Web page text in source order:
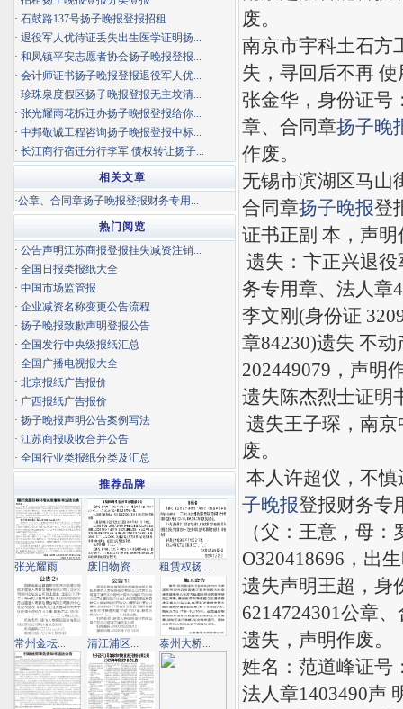
废。
南京市宇科土石方
失，寻回后不再
张金华，身份证号
章、合同章扬子晚
作废。
无锡市滨湖区马山
合同章扬子晚报登
证书正副 本，声明
遗失：卞正兴退役
务专用章、法人章
李文刚(身份证
章84230)遗失 不
202449079，声明
遗失陈杰烈士证明
遗失王子琛，南
废。
本人许超仪，不
子晚报登报财务专
（父：王意，母
O320418696，出
遗失声明王超，身
6214724301公章
遗失，声明作废。
姓名：范道峰证号
法人章1403490声
· 石鼓路137号扬子晚报登报招租
· 退役军人优待证丢失出生医学证明扬...
· 和凤镇平安志愿者协会扬子晚报登报...
· 会计师证书扬子晚报登报退役军人优...
· 珍珠泉度假区扬子晚报登报无主坟清...
· 张光耀雨花拆迁办扬子晚报登报给你...
· 中邦敬诚工程咨询扬子晚报登报中标...
· 长江商行宿迁分行李军 债权转让扬子...
相关文章
·公章、合同章扬子晚报登报财务专用...
热门阅览
· 公告声明江苏商报登报挂失减资注销...
· 全国日报类报纸大全
· 中国市场监管报
· 企业减资名称变更公告流程
· 扬子晚报致歉声明登报公告
· 全国发行中央级报纸汇总
· 全国广播电视报大全
· 北京报纸广告报价
· 广西报纸广告报价
· 扬子晚报声明公告案例写法
· 江苏商报吸收合并公告
· 全国行业类报纸分类及汇总
推荐品牌
张光耀雨... 废旧物资... 租赁权扬...
常州金坛... 清江浦区... 泰州大桥...